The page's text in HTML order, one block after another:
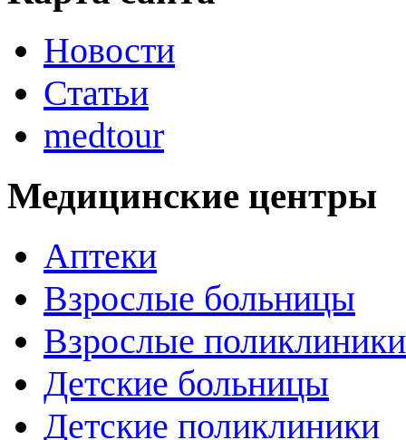
Новости
Статьи
medtour
Медицинские центры
Аптеки
Взрослые больницы
Взрослые поликлиники
Детские больницы
Детские поликлиники